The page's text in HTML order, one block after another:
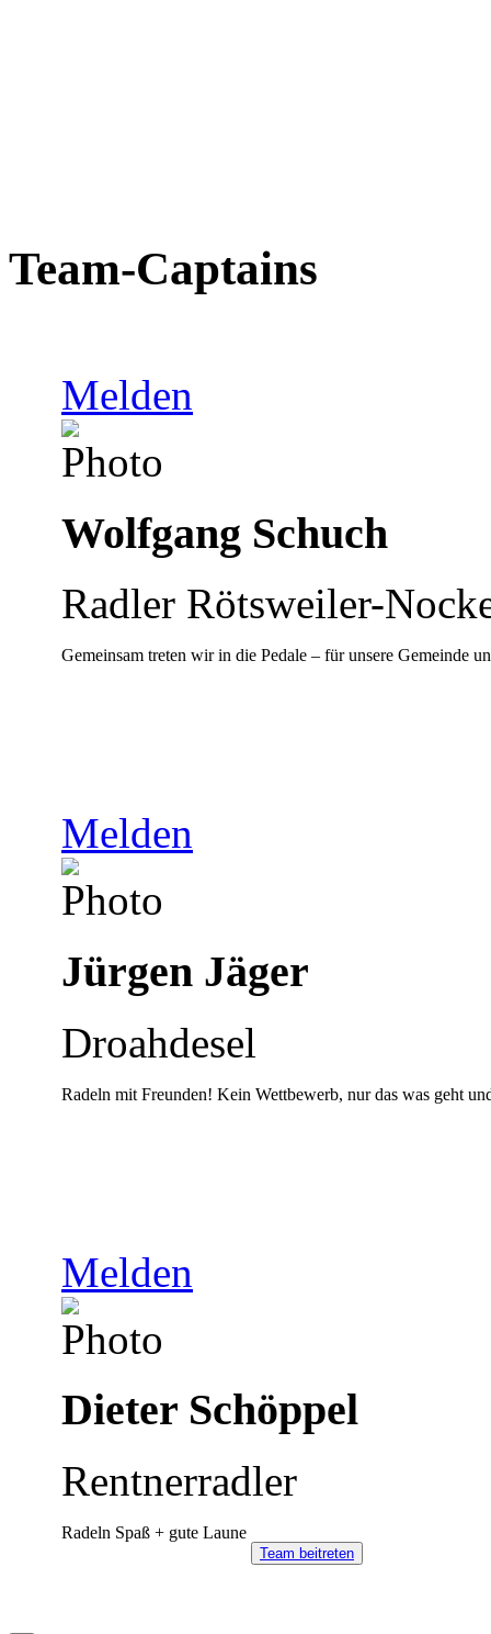
Team-Captains
Melden
Wolfgang Schuch
Radler Rötsweiler-
Gemeinsam treten wir in die Pedale – für unsere Gemeinde
Melden
Jürgen Jäger
Droahdesel
Radeln mit Freunden! Kein Wettbewerb, nur das was geht
Melden
Dieter Schöppel
Rentnerradler
Radeln Spaß + gute Laune
Team beitreten